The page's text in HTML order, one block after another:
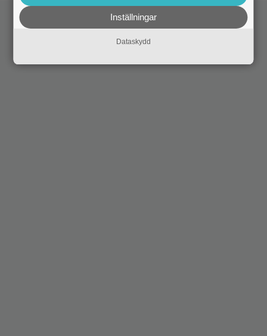
Inställningar
Dataskydd